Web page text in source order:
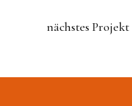
nächstes Projekt